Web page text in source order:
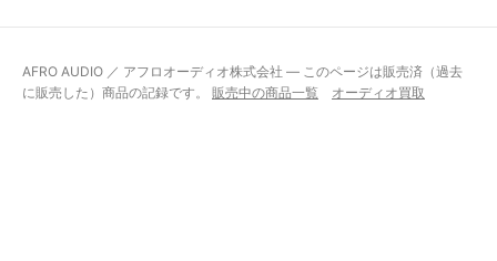
AFRO AUDIO ／ アフロオーディオ株式会社 — このページは販売済（過去
に販売した）商品の記録です。 販売中の商品一覧 オーディオ買取